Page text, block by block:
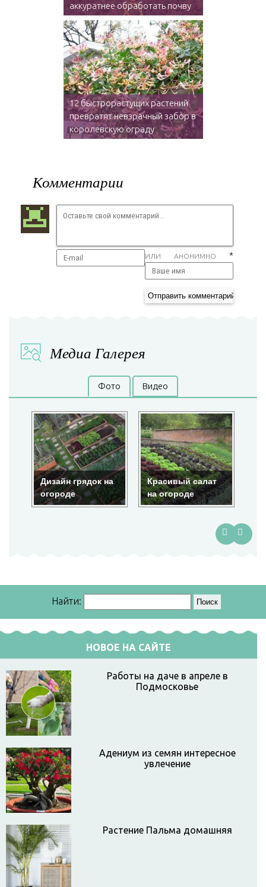
аккуратнее обработать почву
12 быстрорастущих растений
превратят невзрачный забор в
королевскую ограду
Комментарии
ИЛИ АНОНИМНО *
Медиа Галерея
Фото Видео
Дизайн грядок на
огороде
Красивый салат
на огороде
Найти:
НОВОЕ НА САЙТЕ
Работы на даче в апреле в
Подмосковье
Адениум из семян интересное
увлечение
Растение Пальма домашняя